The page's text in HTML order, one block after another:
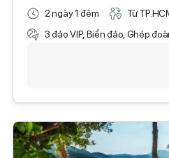
2 ngày 1 đêm
Từ
3 đảo VIP, Biển đảo, Ghép